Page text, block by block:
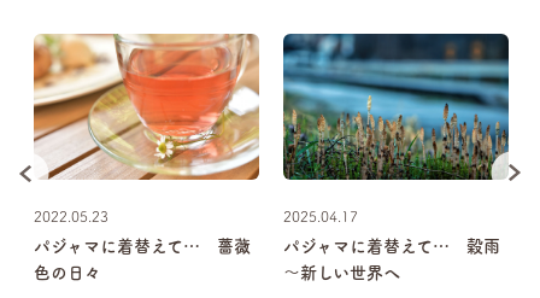
2022.05.23
パジャマに着替えて… 薔薇
色の日々
2025.04.17
パジャマに着替えて… 穀雨
～新しい世界へ